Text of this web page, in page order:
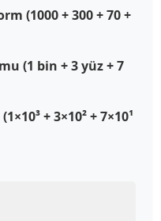
(1000 + 300 + 70 +
(1 bin + 3 yüz + 7
+ 3×10² + 7×10¹